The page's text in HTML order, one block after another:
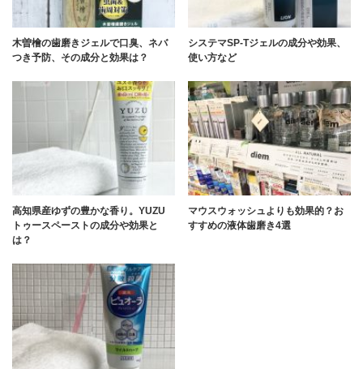
木曽檜の歯磨きジェルで口臭、ネバ
つき予防、その成分と効果は？
システマSP-Tジェルの成分や効果、
使い方など
高知県産ゆずの豊かな香り。YUZU
トゥースペーストの成分や効果と
は？
マウスウォッシュよりも効果的？お
すすめの液体歯磨き4選